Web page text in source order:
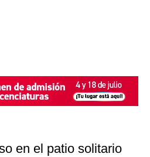
en el patio solitario